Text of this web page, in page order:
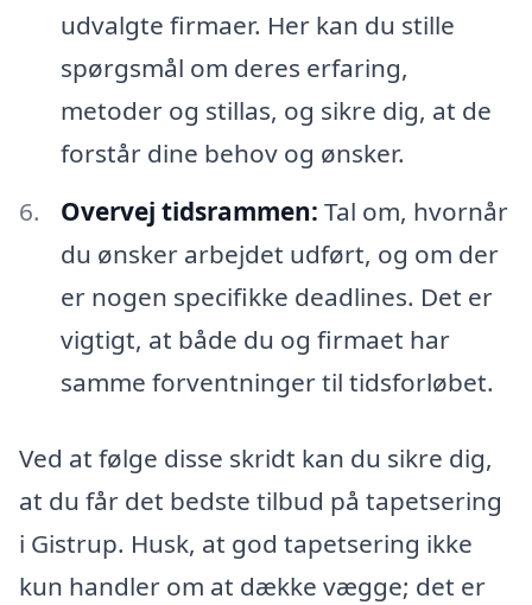
udvalgte firmaer. Her kan du stille
spørgsmål om deres erfaring,
metoder og stillas, og sikre dig, at de
forstår dine behov og ønsker.
Overvej tidsrammen: Tal om, hvornår
du ønsker arbejdet udført, og om der
er nogen specifikke deadlines. Det er
vigtigt, at både du og firmaet har
samme forventninger til tidsforløbet.
Ved at følge disse skridt kan du sikre dig,
at du får det bedste tilbud på tapetsering
i Gistrup. Husk, at god tapetsering ikke
kun handler om at dække vægge; det er